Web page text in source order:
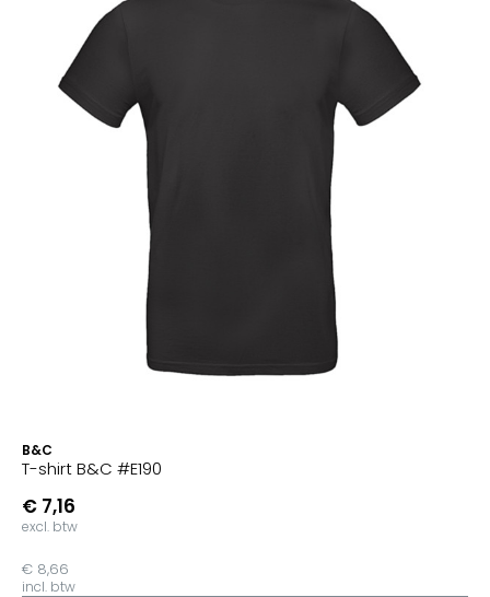
B&C
T-shirt B&C #E190
€ 7,16
excl. btw
€ 8,66
incl. btw